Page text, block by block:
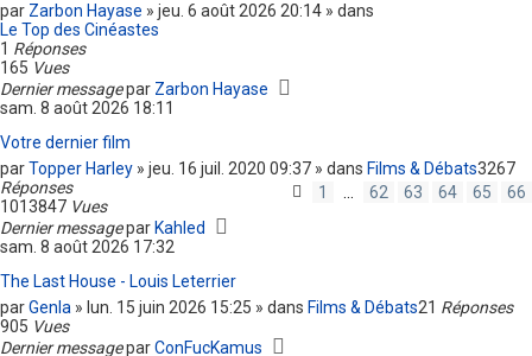
par Zarbon Hayase » jeu. 6 août 2026 20:14 » dans
Le Top des Cinéastes
1 Réponses
165 Vues
Dernier messagepar Zarbon Hayase
sam. 8 août 2026 18:11
Votre dernier film
parTopper Harley » jeu. 16 juil. 2020 09:37 » dans Films & Débats
1
… 62 63 64 65 66
3267
Réponses
1013847 Vues
Dernier messagepar Kahled
sam. 8 août 2026 17:32
The Last House - Louis Leterrier
parGenla » lun. 15 juin 2026 15:25 » dans Films & Débats21 Réponses
905 Vues
Dernier messageparConFucKamus